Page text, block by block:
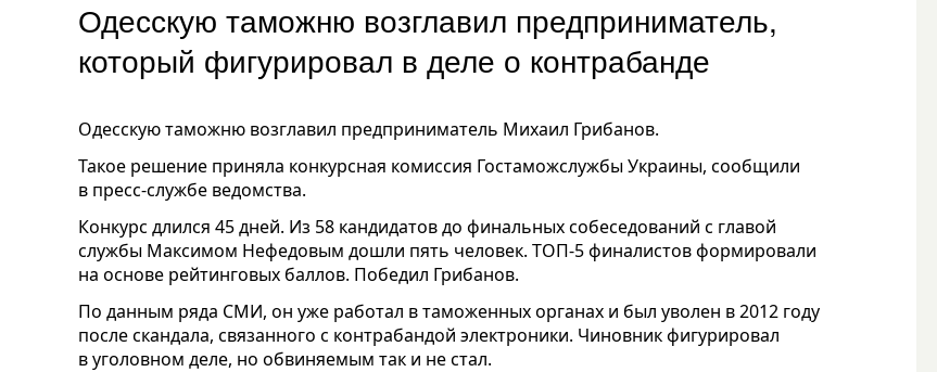
Одесскую таможню возглавил предприниматель,
который фигурировал в деле о контрабанде
Одесскую таможню возглавил предприниматель Михаил Грибанов.
Такое решение приняла конкурсная комиссия Гостаможслужбы Украины, сообщили
в пресс-службе ведомства.
Конкурс длился 45 дней. Из 58 кандидатов до финальных собеседований с главой
службы Максимом Нефедовым дошли пять человек. ТОП-5 финалистов формировали
на основе рейтинговых баллов. Победил Грибанов.
По данным ряда СМИ, он уже работал в таможенных органах и был уволен в 2012 году
после скандала, связанного с контрабандой электроники. Чиновник фигурировал
в уголовном деле, но обвиняемым так и не стал.